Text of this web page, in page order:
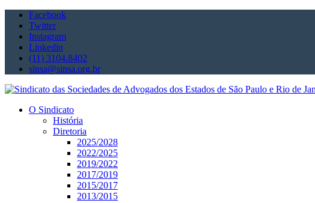
Facebook
Twitter
Instagram
Linkedin
(11) 3104.8402
sinsa@sinsa.org.br
O Sindicato
História
Diretoria
2025/2028
2022/2025
2019/2022
2017/2019
2015/2017
2013/2015